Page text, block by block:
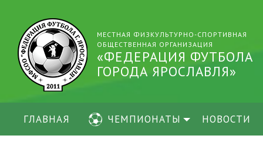
МЕСТНАЯ ФИЗКУЛЬТУРНО-СПОРТИВНАЯ
ОБЩЕСТВЕННАЯ ОРГАНИЗАЦИЯ
«ФЕДЕРАЦИЯ ФУТБОЛА
ГОРОДА ЯРОСЛАВЛЯ»
ГЛАВНАЯ ЧЕМПИОНАТЫ НОВОСТИ